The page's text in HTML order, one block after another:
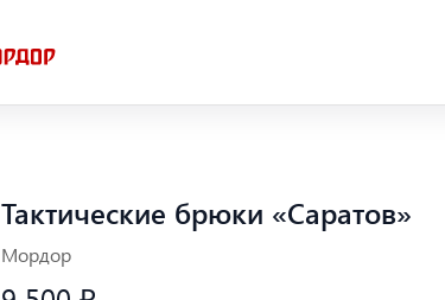
Тактические брюки «Саратов»
Мордор